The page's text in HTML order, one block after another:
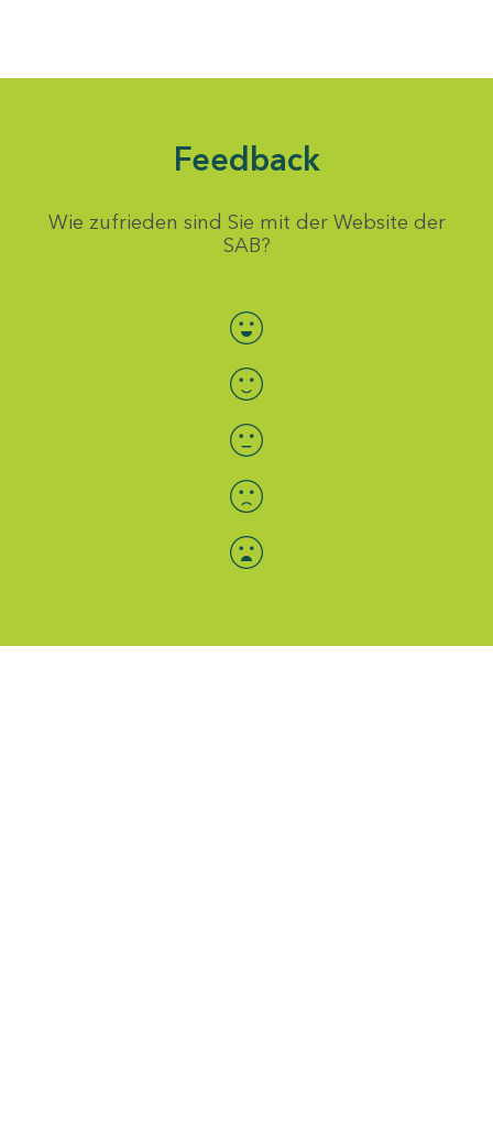
Feedback
Wie zufrieden sind Sie mit der Website der
SAB?
Bewertung auswählen